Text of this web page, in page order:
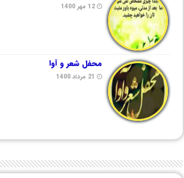
12 مهر 1400
محفل شعر و آوا
21 مرداد 1400